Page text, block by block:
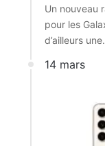
Un nouveau
pour les
d’ailleurs
14 mars